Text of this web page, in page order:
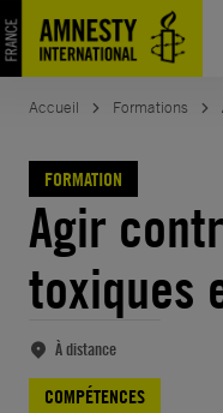
Aller
au
contenu
Accueil Formations
FORMATION
Agir
toxiques
À distance
COMPÉTENCES